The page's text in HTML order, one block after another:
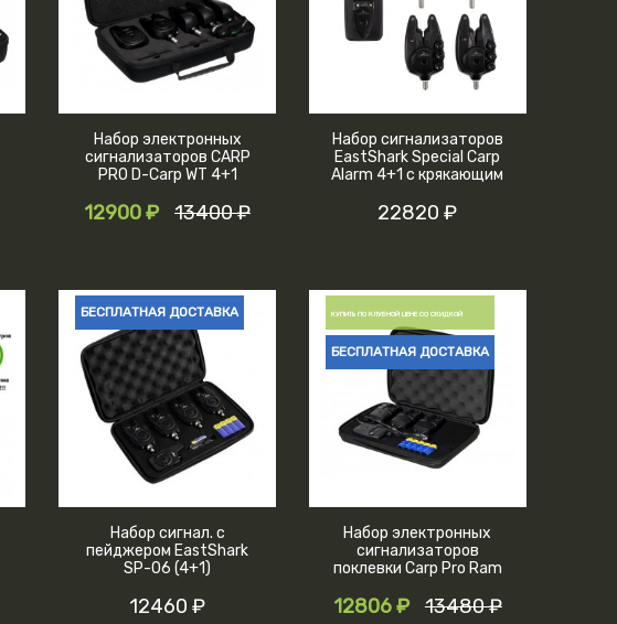
Набор электронных
сигнализаторов CARP
PRO D-Carp WT 4+1
12900 ₽ 13400 ₽
Набор сигнализаторов
EastShark Special Carp
Alarm 4+1 с крякающим
22820 ₽
БЕСПЛАТНАЯ ДОСТАВКА
Набор сигнал. с
пейджером EastShark
SP-06 (4+1)
12460 ₽
КУПИТЬ ПО КЛУБНОЙ ЦЕНЕ СО СКИДКОЙ
БЕСПЛАТНАЯ ДОСТАВКА
Набор электронных
сигнализаторов
поклевки Carp Pro Ram
12806 ₽ 13480 ₽